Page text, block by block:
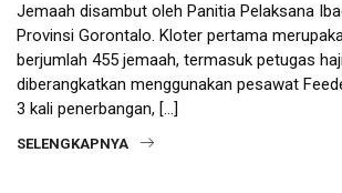
Jemaah disambut oleh Panitia Pelaksana
Provinsi Gorontalo. Kloter pertama
berjumlah 455 jemaah, termasuk petugas
diberangkatkan menggunakan pesawat
3 kali penerbangan, […]
SELENGKAPNYA